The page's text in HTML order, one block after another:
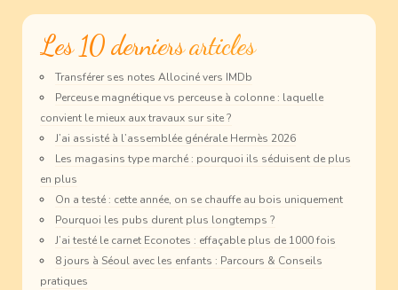
Les 10 derniers articles
Transférer ses notes Allociné vers IMDb
Perceuse magnétique vs perceuse à colonne : laquelle
convient le mieux aux travaux sur site ?
J’ai assisté à l’assemblée générale Hermès 2026
Les magasins type marché : pourquoi ils séduisent de plus
en plus
On a testé : cette année, on se chauffe au bois uniquement
Pourquoi les pubs durent plus longtemps ?
J’ai testé le carnet Econotes : effaçable plus de 1000 fois
8 jours à Séoul avec les enfants : Parcours & Conseils
pratiques